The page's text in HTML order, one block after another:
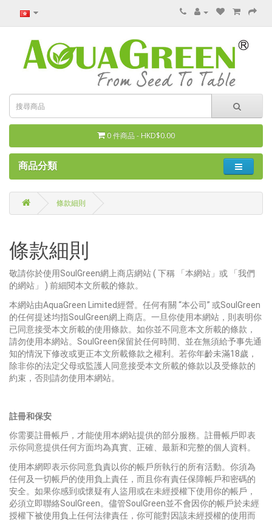
0 件商品 - HKD$0.00
商品分類
條款細則
條款細則
敬請你於使用SoulGreen網上商店網站 ( 下稱 「本網站」或 「我們
的網站」 ) 前細閱本文所載的條款。
本網站由AquaGreen Limited經營。任何有關 “本公司” 或SoulGreen
的任何提述均指SoulGreen網上商店。一旦你使用本網站，則表明你
已同意接受本文所載的使用條款。如你並不同意本文所載的條款，
請勿使用本網站。SoulGreen保留於任何時間、並在無須給予事先通
知的情況下修改或更正本文所載條款之權利。若你年齡未滿18歲，
除非你的法定父母或監護人同意接受本文所載的條款以及受條款的
約束，否則請勿使用本網站。
註冊和保安
你需要註冊帳戶，才能使用本網站提供的部分服務。註冊帳戶即表
示你同意提供任何方面均為真實、正確、最新和完整的個人資料。
使用本網即表示你同意負責以你的帳戶所執行的所有活動。你須為
任何及一切帳戶的使用負上責任，而且你有責任保障帳戶和密碼的
安全。如果你感到或懷疑有人盜用或在未經授權下使用你的帳戶，
必須立即聯絡SoulGreen。儘管SoulGreen並不會因你的帳戶於未經
授權下被使用負上任何法律責任，你可能對因該未經授權的使用而